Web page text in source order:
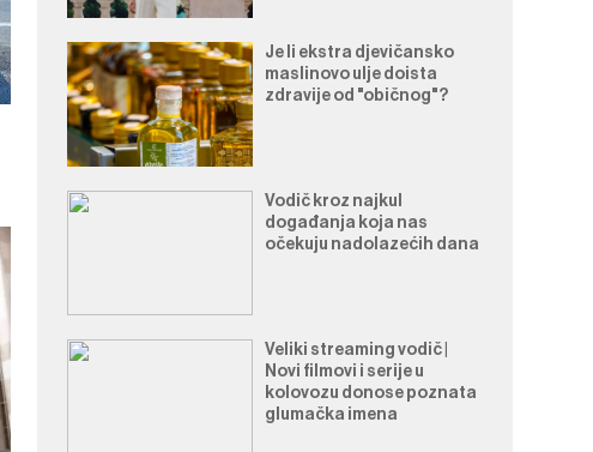
Je li ekstra djevičansko
maslinovo ulje doista
zdravije od "običnog"?
Vodič kroz najkul
događanja koja nas
očekuju nadolazećih dana
Veliki streaming vodič |
Novi filmovi i serije u
kolovozu donose poznata
glumačka imena